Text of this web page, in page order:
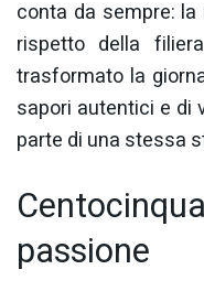
conta da sempre:
rispetto della
trasformato la
sapori autentici e di
parte di una stessa
passione